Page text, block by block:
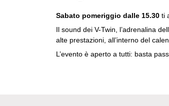
Sabato pomeriggio dalle 15.30ti
Il sound dei V-Twin, l’adrenalina
alte prestazioni, all’interno del
L’evento è aperto a tutti: basta